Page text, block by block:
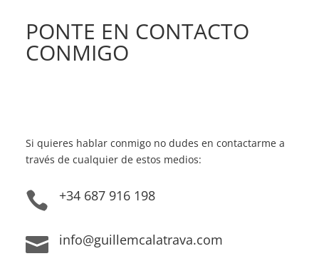
PONTE EN CONTACTO
CONMIGO
Si quieres hablar conmigo no dudes en contactarme a
través de cualquier de estos medios:
 +34 687 916 198
 info@guillemcalatrava.com